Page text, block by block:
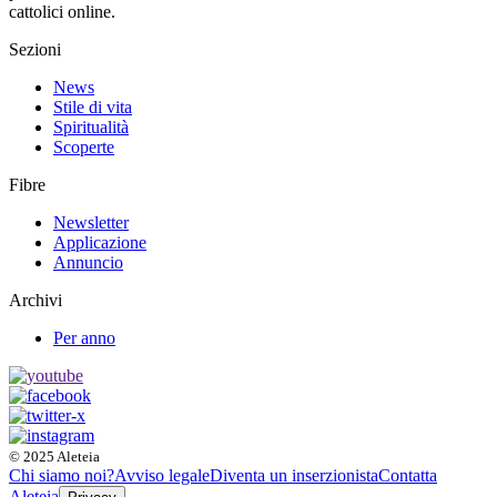
cattolici online.
Sezioni
News
Stile di vita
Spiritualità
Scoperte
Fibre
Newsletter
Applicazione
Annuncio
Archivi
Per anno
© 2025 Aleteia
Chi siamo noi?Avviso legaleDiventa un inserzionistaContatta